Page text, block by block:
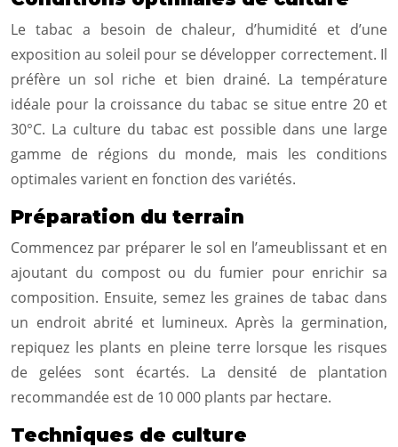
Le tabac a besoin de chaleur, d’humidité et d’une
exposition au soleil pour se développer correctement. Il
préfère un sol riche et bien drainé. La température
idéale pour la croissance du tabac se situe entre 20 et
30°C. La culture du tabac est possible dans une large
gamme de régions du monde, mais les conditions
optimales varient en fonction des variétés.
Préparation du terrain
Commencez par préparer le sol en l’ameublissant et en
ajoutant du compost ou du fumier pour enrichir sa
composition. Ensuite, semez les graines de tabac dans
un endroit abrité et lumineux. Après la germination,
repiquez les plants en pleine terre lorsque les risques
de gelées sont écartés. La densité de plantation
recommandée est de 10 000 plants par hectare.
Techniques de culture